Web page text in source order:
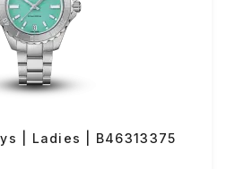
| Ladies | B46313375